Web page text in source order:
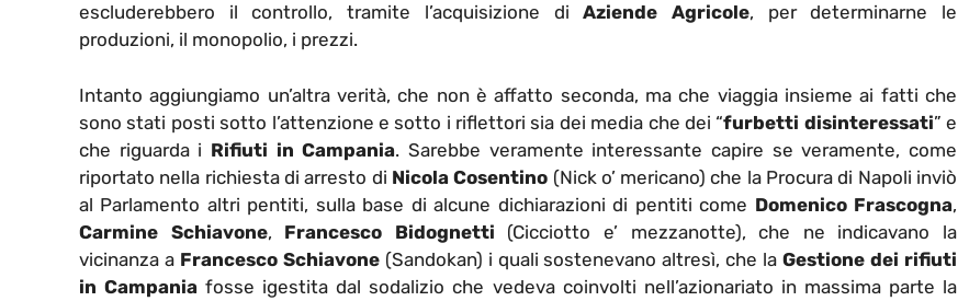
escluderebbero il controllo, tramite l’acquisizione diAziende Agricole, per determinarne le
produzioni, il monopolio, i prezzi.
Intanto aggiungiamo un’altra verità, che non è affatto seconda, ma che viaggia insieme ai fatti che
sono stati posti sotto l’attenzione e sotto i riflettori sia dei media che dei “furbetti disinteressati” e
che riguarda i Rifiuti in Campania. Sarebbe veramente interessante capire se veramente, come
riportato nella richiesta di arresto di Nicola Cosentino (Nick o’ mericano) che la Procura di Napoli inviò
al Parlamento altri pentiti, sulla base di alcune dichiarazioni di pentiti come Domenico Frascogna,
Carmine Schiavone, Francesco Bidognetti (Cicciotto e’ mezzanotte), che ne indicavano la
vicinanza a Francesco Schiavone(Sandokan) i quali sostenevano altresì, che laGestione dei rifiuti
in Campania fosse igestita dal sodalizio che vedeva coinvolti nell’azionariato in massima parte la